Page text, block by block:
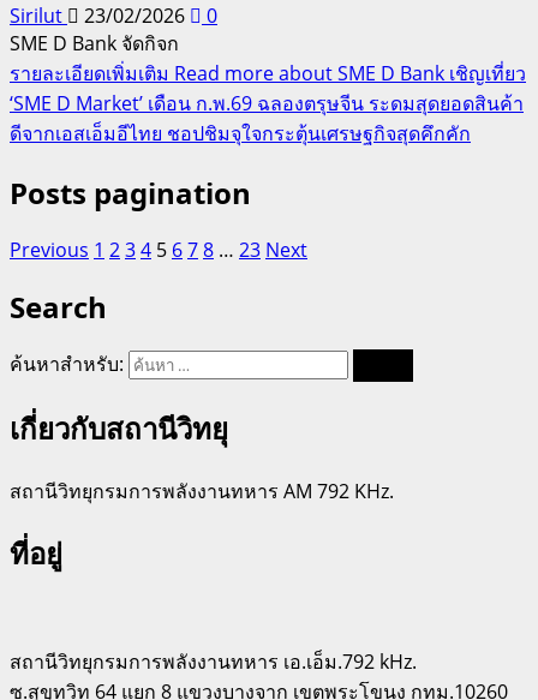
Sirilut 23/02/2026
0
SME D Bank จัดกิจก
รายละเอียดเพิ่มเติม Read more about SME D Bank เชิญเที่ยว
‘SME D Market’ เดือน ก.พ.69 ฉลองตรุษจีน ระดมสุดยอดสินค้า
ดีจากเอสเอ็มอีไทย ชอปชิมจุใจกระตุ้นเศรษฐกิจสุดคึกคัก
Posts pagination
Previous 1 234 5 678 … 23 Next
Search
ค้นหาสำหรับ:
เกี่ยวกับสถานีวิทยุ
สถานีวิทยุกรมการพลังงานทหาร AM 792 KHz.
ที่อยู่
สถานีวิทยุกรมการพลังงานทหาร เอ.เอ็ม.792 kHz.
ซ.สุขุทวิท 64 แยก 8 แขวงบางจาก เขตพระโขนง กทม.10260